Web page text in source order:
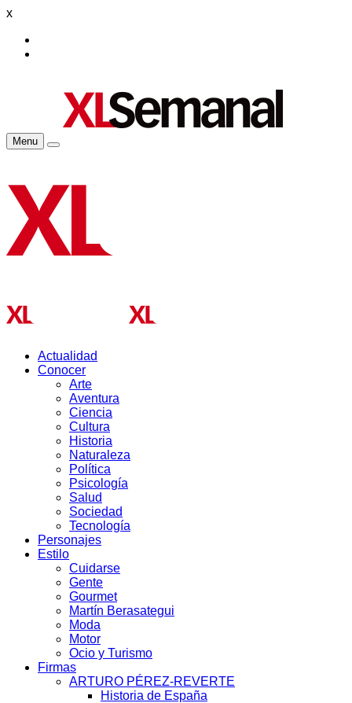
x
Menu
Actualidad
Conocer
Arte
Aventura
Ciencia
Cultura
Historia
Naturaleza
Política
Psicología
Salud
Sociedad
Tecnología
Personajes
Estilo
Cuidarse
Gente
Gourmet
Martín Berasategui
Moda
Motor
Ocio y Turismo
Firmas
ARTURO PÉREZ-REVERTE
Historia de España